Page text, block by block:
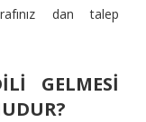
dan talep
GELMESİ